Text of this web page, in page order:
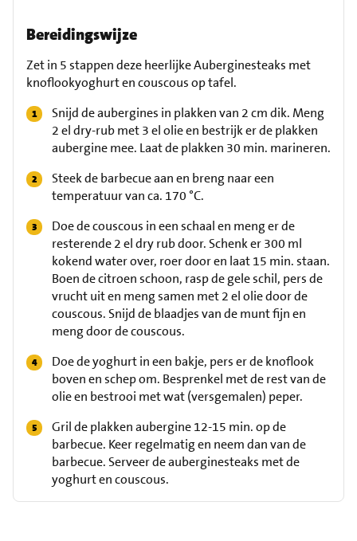
Bereidingswijze
Zet in 5 stappen deze heerlijke Auberginesteaks met
knoflookyoghurt en couscous op tafel.
Snijd de aubergines in plakken van 2 cm dik. Meng
2 el dry-rub met 3 el olie en bestrijk er de plakken
aubergine mee. Laat de plakken 30 min. marineren.
Steek de barbecue aan en breng naar een
temperatuur van ca. 170 °C.
Doe de couscous in een schaal en meng er de
resterende 2 el dry rub door. Schenk er 300 ml
kokend water over, roer door en laat 15 min. staan.
Boen de citroen schoon, rasp de gele schil, pers de
vrucht uit en meng samen met 2 el olie door de
couscous. Snijd de blaadjes van de munt fijn en
meng door de couscous.
Doe de yoghurt in een bakje, pers er de knoflook
boven en schep om. Besprenkel met de rest van de
olie en bestrooi met wat (versgemalen) peper.
Gril de plakken aubergine 12-15 min. op de
barbecue. Keer regelmatig en neem dan van de
barbecue. Serveer de auberginesteaks met de
yoghurt en couscous.